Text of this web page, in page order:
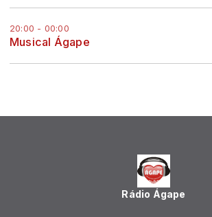
20:00 - 00:00
Musical Ágape
Rádio Ágape